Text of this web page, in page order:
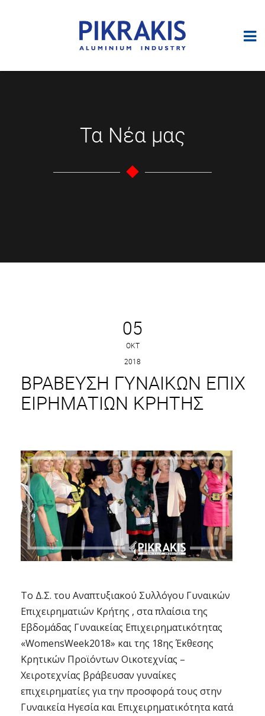
Τα Νέα μας
05
ΟΚΤ
2018
ΒΡΆΒΕΥΣΗ ΓΥΝΑΙΚΏΝ ΕΠΙΧ
ΕΙΡΗΜΑΤΙΏΝ ΚΡΉΤΗΣ
Το Δ.Σ. του Αναπτυξιακού Συλλόγου Γυναικών
Επιχειρηματιών Κρήτης , στα πλαίσια της
Εβδομάδας Γυναικείας Επιχειρηματικότητας
«WomensWeek2018» και της 18ης Έκθεσης
Κρητικών Προϊόντων Οικοτεχνίας –
Χειροτεχνίας βράβευσαν γυναίκες
επιχειρηματίες για την προσφορά τους στην
Γυναικεία Ηγεσία και Επιχειρηματικότητα κατά